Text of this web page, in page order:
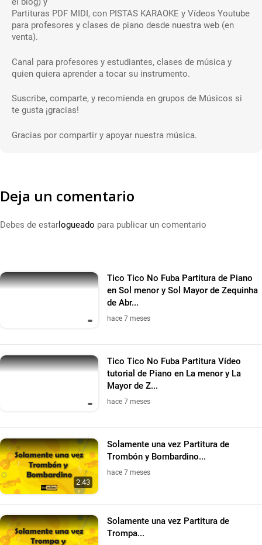
Partituras PDF MIDI, con PISTAS KARAOKE y Vídeos Youtube
para profesores y clases de piano desde nuestra web (en
venta).
Canal para profesores y estudiantes, clases de música y
quien quiera aprender a tocar su instrumento.
Suscribe, comparte, y recomienda en grupos de Músicos si
te gusta ¡gracias!
Gracias por compartir y apoyar nuestra música.
Deja un comentario
Debes de estar logueado para publicar un comentario
Tico Tico No Fuba Partitura de Piano
en Sol menor y Sol Mayor de Zequinha
de Abr...
hace 7 meses
Tico Tico No Fuba Partitura Vídeo
tutorial de Piano en La menor y La
Mayor de Z...
hace 7 meses
2:43
Solamente una vez Partitura de
Trombón y Bombardino...
hace 7 meses
Solamente una vez Partitura de
Trompa...